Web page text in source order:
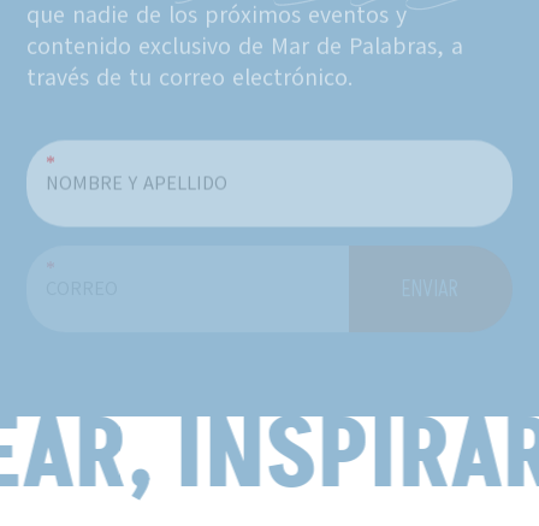
que nadie de los próximos eventos y
contenido exclusivo de Mar de Palabras, a
través de tu correo electrónico.
*